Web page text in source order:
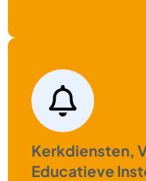
Kerkdiensten,
Educatieve